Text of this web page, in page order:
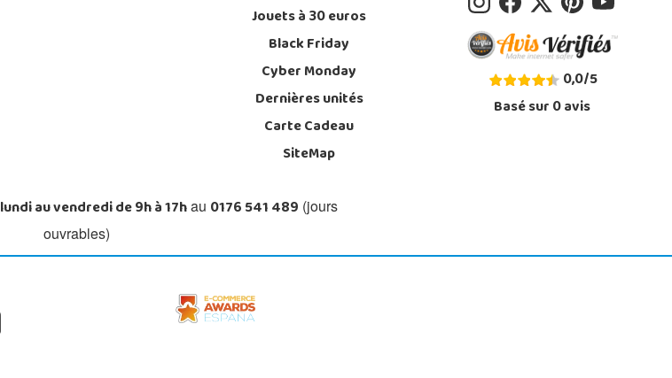
Jouets à 30 euros
Black Friday
Cyber Monday
Dernières unités
Carte Cadeau
SiteMap
0,0/5
Basé sur0avis
lundi au vendredi de 9h à 17hau 0176 541 489 (jours
ouvrables)